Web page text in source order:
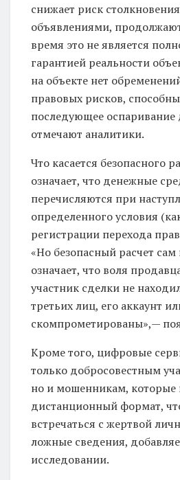
снижает риск
объявлениями,
время это не является
гарантией реальности
на объекте нет
правовых рисков,
последующее оспаривание
отмечают аналитики.
Что касается безопасного
означает, что денежные
перечисляются при
определенного условия
регистрации перехода
«Но безопасный расчет сам
означает, что воля
участник сделки не
третьих лиц, его аккаунт
скомпрометированы»,—
Кроме того, цифровые
только добросовестным
но и мошенникам, которые
дистанционный формат,
встречаться с жертвой
ложные сведения,
исследовании.